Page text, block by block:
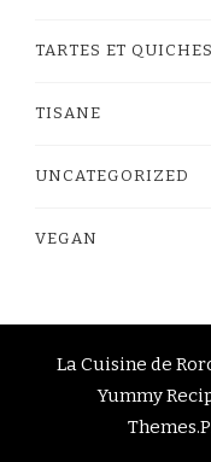
TARTES ET QUICHES
TISANE
UNCATEGORIZED
VEGAN
La Cuisine de
Yummy
Themes